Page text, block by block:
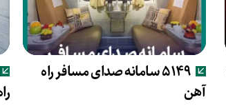
۵۱۴۹ سامانه صدای مسافر راه
آهن